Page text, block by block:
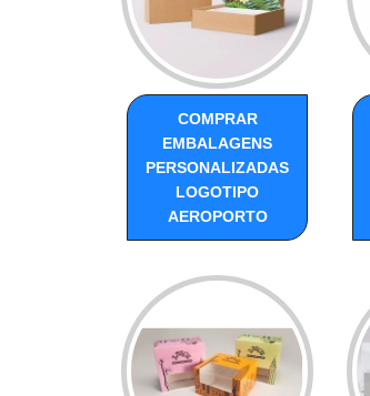
COMPRAR
EMBALAGENS
PERSONALIZADAS
LOGOTIPO
AEROPORTO